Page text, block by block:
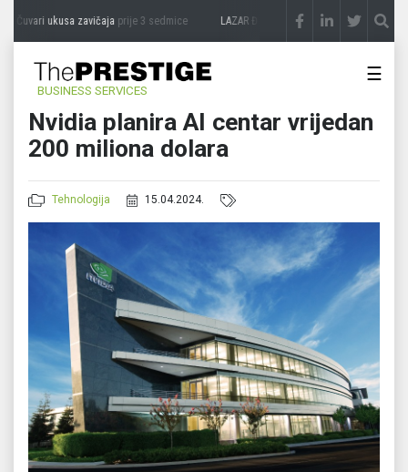
Čuvari ukusa zavičajaprije 3 sedmice LAZAR ĐURIĆ: Promocija potencijal
BUSINESS SERVICES
☰
Nvidia planira AI centar vrijedan
200 miliona dolara
Tehnologija 15.04.2024.